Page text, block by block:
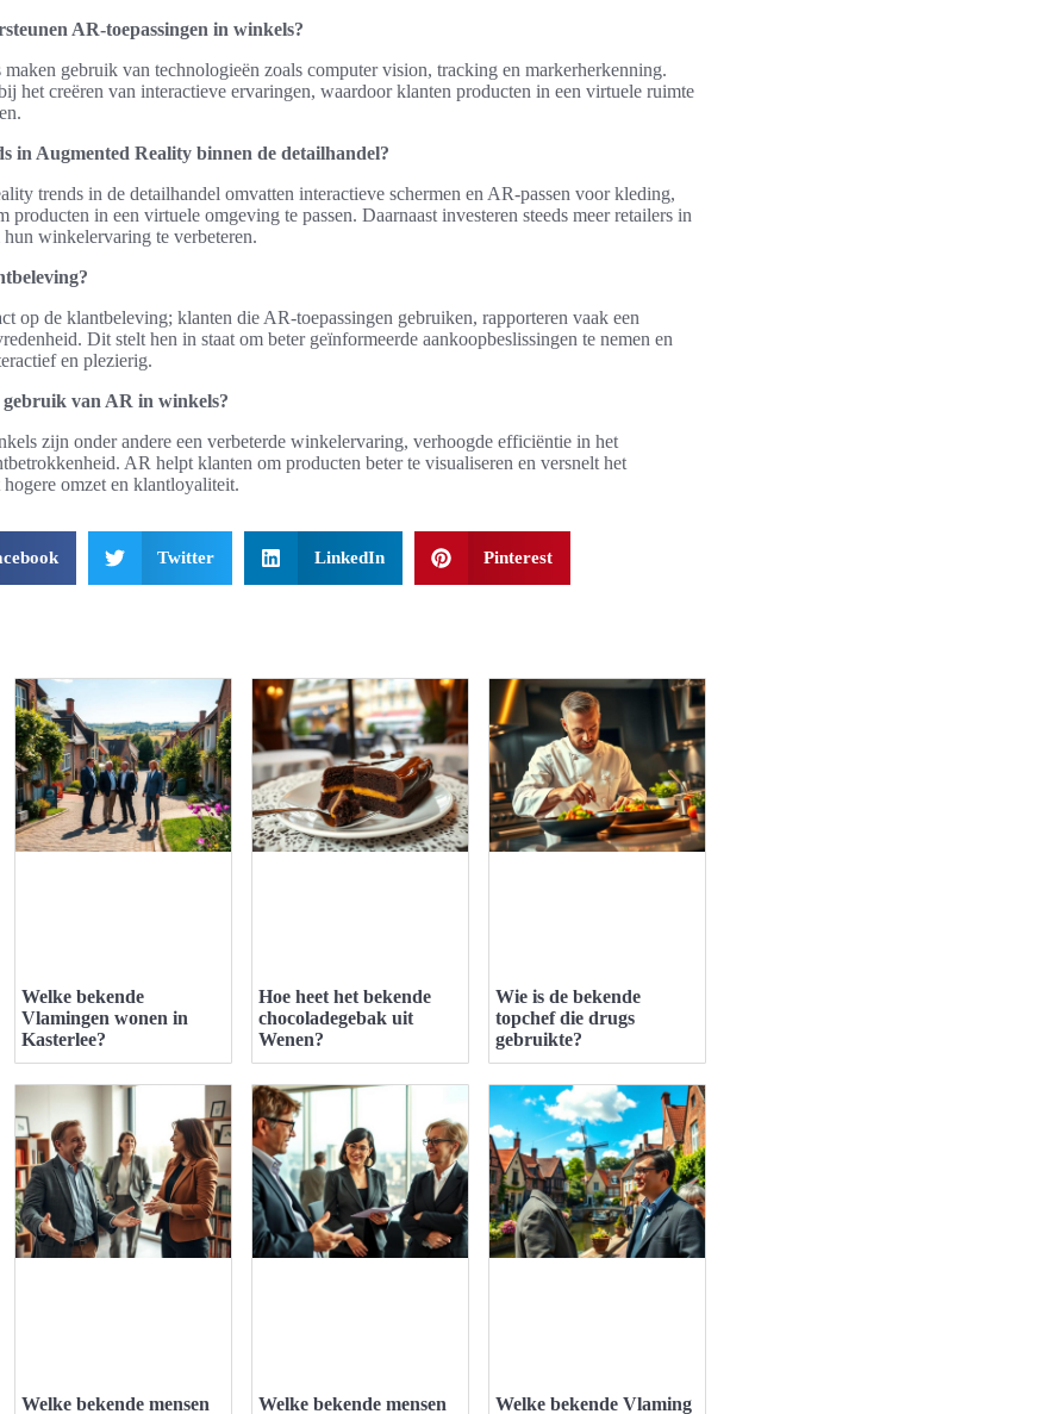
AR-toepassingen in winkels?
gebruik van technologieën zoals computer vision, tracking en markerherkenning.
het creëren van interactieve ervaringen, waardoor klanten producten in een virtuele ruimte
in Augmented Reality binnen de detailhandel?
trends in de detailhandel omvatten interactieve schermen en AR-passen voor kleding,
producten in een virtuele omgeving te passen. Daarnaast investeren steeds meer retailers in
winkelervaring te verbeteren.
op de klantbeleving; klanten die AR-toepassingen gebruiken, rapporteren vaak een
Dit stelt hen in staat om beter geïnformeerde aankoopbeslissingen te nemen en
en plezierig.
van AR in winkels?
zijn onder andere een verbeterde winkelervaring, verhoogde efficiëntie in het
AR helpt klanten om producten beter te visualiseren en versnelt het
omzet en klantloyaliteit.
Twitter LinkedIn Pinterest
Welke bekende
Vlamingen wonen in
Kasterlee?
Hoe heet het bekende
chocoladegebak uit
Wenen?
Wie is de bekende
topchef die drugs
gebruikte?
Welke bekende mensen Welke bekende mensen Welke bekende Vlaming